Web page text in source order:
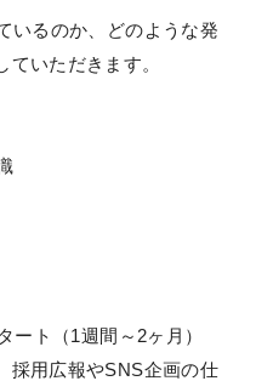
いるのか、どのような発
いただきます。
ト（1週間～2ヶ月）
採用広報やSNS企画の仕